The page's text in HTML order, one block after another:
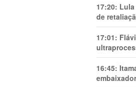
17:20:
de
17:01:
16:45: